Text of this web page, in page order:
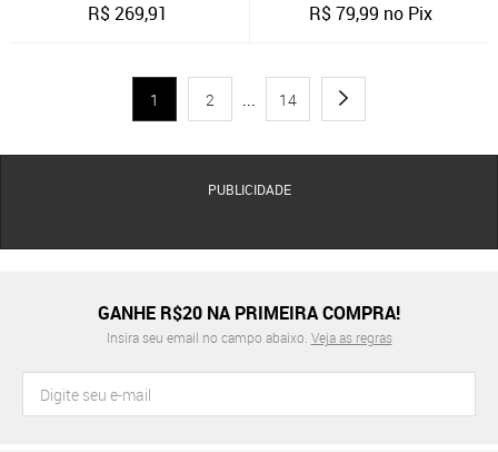
R$269,91 R$79,99 no Pix
1 2 ... 14
PUBLICIDADE
GANHE R$20 NA PRIMEIRA COMPRA!
Insira seu email no campo abaixo. Veja as regras